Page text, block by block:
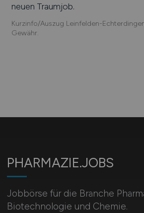
neuen Traumjob.
Kurzinfo/Auszug Leinfelden-
Gewähr.
PHARMAZIE.JOBS
Jobbörse für die Branche
Biotechnologie und Chemie.